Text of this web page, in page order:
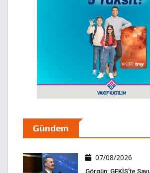
Gündem
07/08/2026
Görgün: GEKİS’te